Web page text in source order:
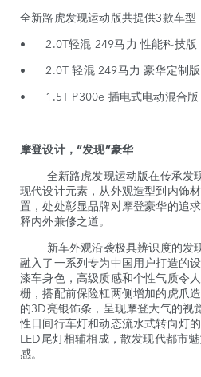
全新路虎发现运动版共提供3款车型
• 2.0T轻混 249马力 性能科技版
• 2.0T 轻混 249马力 豪华定制版
• 1.5T P300e 插电式电动混合版
摩登设计，“发现”豪华
全新路虎发现运动版在传承发
现代设计元素，从外观造型到内饰
置，处处彰显品牌对摩登豪华的追
释内外兼修之道。
新车外观沿袭极具辨识度的发
融入了一系列专为中国用户打造的
漆车身色，高级质感和个性气质令
栅，搭配前保险杠两侧增加的虎爪
的3D亮银饰条，呈现摩登大气的视
性日间行车灯和动态流水式转向灯
LED尾灯相辅相成，散发现代都市
感。